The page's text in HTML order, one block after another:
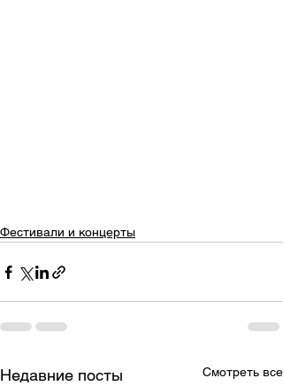
Фестивали и концерты
Недавние посты Смотреть все